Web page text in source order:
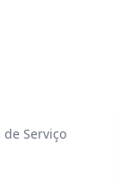
de Serviço